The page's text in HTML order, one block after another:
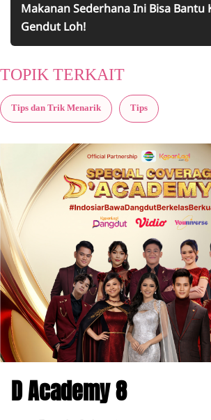
Makanan Sederhana Ini Bisa Bantu
Gendut Loh!
TOPIK TERKAIT
Tips dan Trik Menarik Tips
D Academy 8